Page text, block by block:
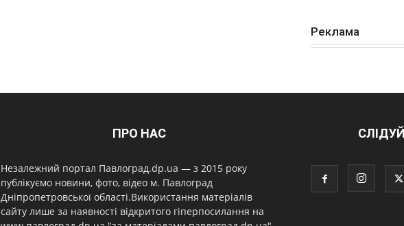
Реклама
ПРО НАС
Незалежний портал Павлоград.dp.ua — з 2015 року
публікуємо новини, фото, відео м. Павлоград
Дніпропетровської області.Використання матеріалів
сайту лише за наявності відкритого гіперпосилання на